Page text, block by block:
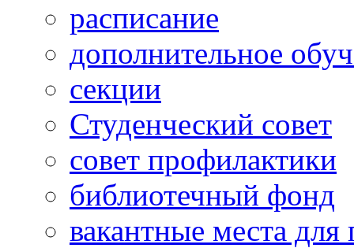
расписание
дополнительное
секции
Студенческий совет
совет профилактики
библиотечный фонд
вакантные места